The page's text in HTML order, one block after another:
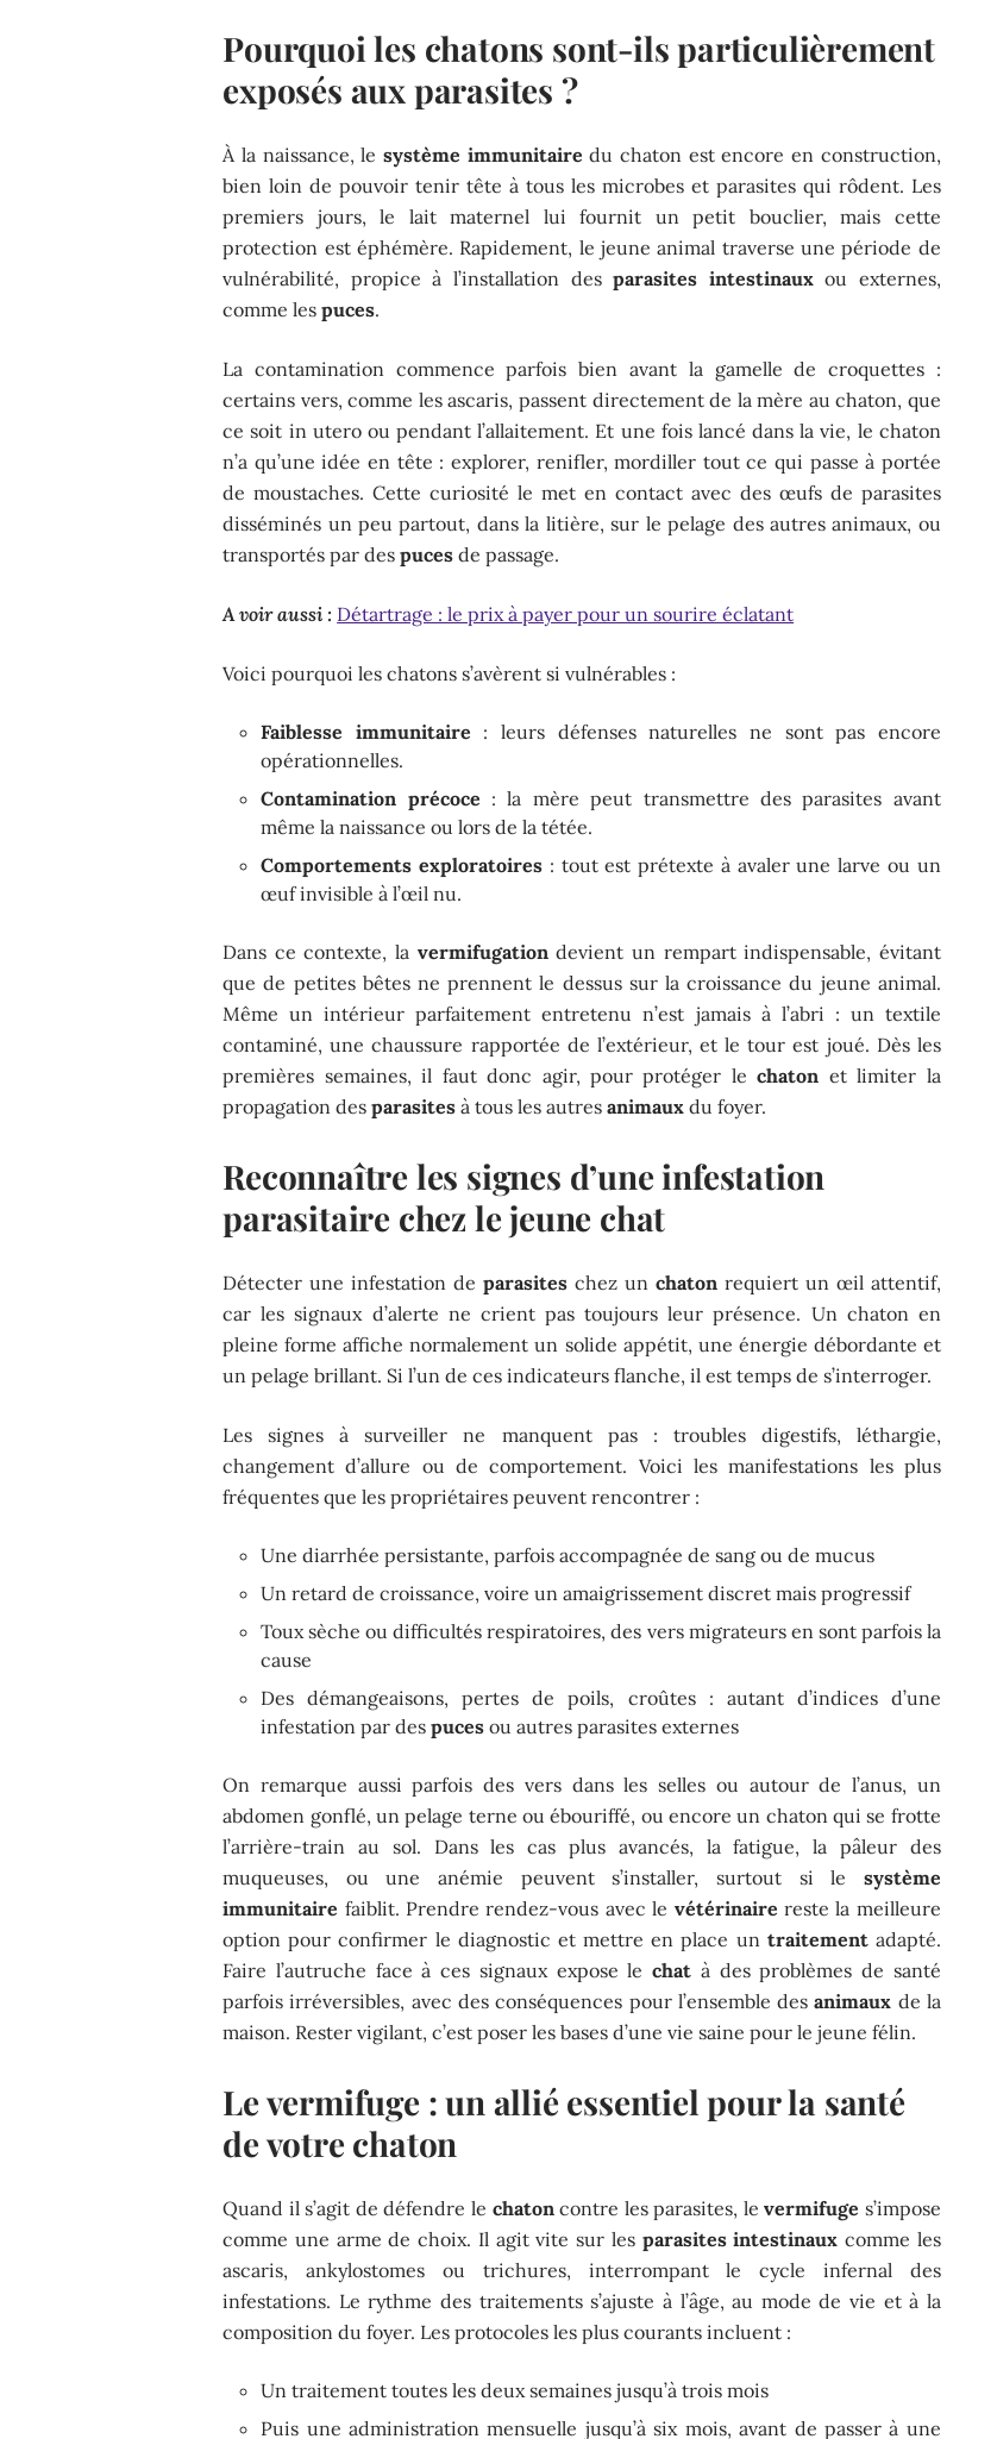
Pourquoi les chatons sont-ils particulièrement
exposés aux parasites ?
À la naissance, le système immunitaire du chaton est encore en construction,
bien loin de pouvoir tenir tête à tous les microbes et parasites qui rôdent. Les
premiers jours, le lait maternel lui fournit un petit bouclier, mais cette
protection est éphémère. Rapidement, le jeune animal traverse une période de
vulnérabilité, propice à l’installation desparasites intestinaux ou externes,
comme lespuces.
La contamination commence parfois bien avant la gamelle de croquettes :
certains vers, comme les ascaris, passent directement de la mère au chaton, que
ce soit in utero ou pendant l’allaitement. Et une fois lancé dans la vie, le chaton
n’a qu’une idée en tête : explorer, renifler, mordiller tout ce qui passe à portée
de moustaches. Cette curiosité le met en contact avec des œufs de parasites
disséminés un peu partout, dans la litière, sur le pelage des autres animaux, ou
transportés par despuces de passage.
A voir aussi : Détartrage : le prix à payer pour un sourire éclatant
Voici pourquoi les chatons s’avèrent si vulnérables :
Faiblesse immunitaire : leurs défenses naturelles ne sont pas encore
opérationnelles.
Contamination précoce : la mère peut transmettre des parasites avant
même la naissance ou lors de la tétée.
Comportements exploratoires: tout est prétexte à avaler une larve ou un
œuf invisible à l’œil nu.
Dans ce contexte, la vermifugationdevient un rempart indispensable, évitant
que de petites bêtes ne prennent le dessus sur la croissance du jeune animal.
Même un intérieur parfaitement entretenu n’est jamais à l’abri : un textile
contaminé, une chaussure rapportée de l’extérieur, et le tour est joué. Dès les
premières semaines, il faut donc agir, pour protéger lechaton et limiter la
propagation desparasites à tous les autresanimaux du foyer.
Reconnaître les signes d’une infestation
parasitaire chez le jeune chat
Détecter une infestation deparasites chez un chatonrequiert un œil attentif,
car les signaux d’alerte ne crient pas toujours leur présence. Un chaton en
pleine forme affiche normalement un solide appétit, une énergie débordante et
un pelage brillant. Si l’un de ces indicateurs flanche, il est temps de s’interroger.
Les signes à surveiller ne manquent pas : troubles digestifs, léthargie,
changement d’allure ou de comportement. Voici les manifestations les plus
fréquentes que les propriétaires peuvent rencontrer :
Une diarrhée persistante, parfois accompagnée de sang ou de mucus
Un retard de croissance, voire un amaigrissement discret mais progressif
Toux sèche ou difficultés respiratoires, des vers migrateurs en sont parfois la
cause
Des démangeaisons, pertes de poils, croûtes : autant d’indices d’une
infestation par despuces ou autres parasites externes
On remarque aussi parfois des vers dans les selles ou autour de l’anus, un
abdomen gonflé, un pelage terne ou ébouriffé, ou encore un chaton qui se frotte
l’arrière-train au sol. Dans les cas plus avancés, la fatigue, la pâleur des
muqueuses, ou une anémie peuvent s’installer, surtout si le système
immunitaire faiblit. Prendre rendez-vous avec le vétérinaire reste la meilleure
option pour confirmer le diagnostic et mettre en place un traitementadapté.
Faire l’autruche face à ces signaux expose lechat à des problèmes de santé
parfois irréversibles, avec des conséquences pour l’ensemble desanimaux de la
maison. Rester vigilant, c’est poser les bases d’une vie saine pour le jeune félin.
Le vermifuge : un allié essentiel pour la santé
de votre chaton
Quand il s’agit de défendre le chatoncontre les parasites, levermifuge s’impose
comme une arme de choix. Il agit vite sur les parasites intestinaux comme les
ascaris, ankylostomes ou trichures, interrompant le cycle infernal des
infestations. Le rythme des traitements s’ajuste à l’âge, au mode de vie et à la
composition du foyer. Les protocoles les plus courants incluent :
Un traitement toutes les deux semaines jusqu’à trois mois
Puis une administration mensuelle jusqu’à six mois, avant de passer à une